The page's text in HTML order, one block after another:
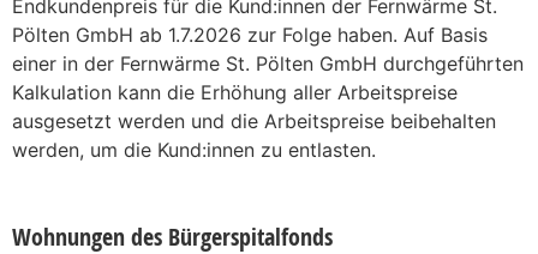
Endkundenpreis für die Kund:innen der Fernwärme St.
Pölten GmbH ab 1.7.2026 zur Folge haben. Auf Basis
einer in der Fernwärme St. Pölten GmbH durchgeführten
Kalkulation kann die Erhöhung aller Arbeitspreise
ausgesetzt werden und die Arbeitspreise beibehalten
werden, um die Kund:innen zu entlasten.
Wohnungen des Bürgerspitalfonds